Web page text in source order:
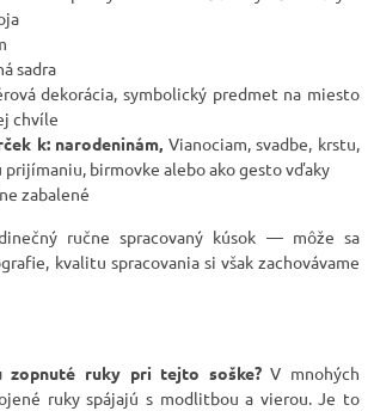
sadra
dekorácia, symbolický predmet na miesto
chvíle
k: narodeninám, Vianociam, svadbe, krstu,
prijímaniu, birmovke alebo ako gesto vďaky
zabalené
ručne spracovaný kúsok — môže sa
kvalitu spracovania si však zachovávame
zopnuté ruky pri tejto soške?V mnohých
ruky spájajú s modlitbou a vierou. Je to